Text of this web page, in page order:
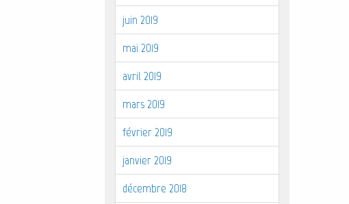
juin 2019
mai 2019
avril 2019
mars 2019
février 2019
janvier 2019
décembre 2018